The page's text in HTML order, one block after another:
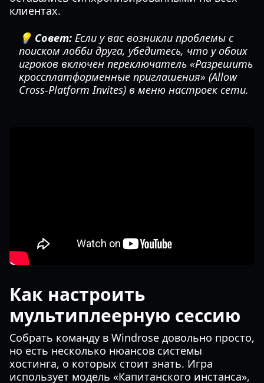
клиентах.
💡 Совет: Если у вас возникли проблемы с
поиском лобби друга, убедитесь, что у обоих
игроков включен переключатель «Разрешить
кроссплатформенные приглашения» (Allow
Cross-Platform Invites) в меню настроек сети.
Как настроить
мультиплеерную сессию
Собрать команду в Windrose довольно просто,
но есть несколько нюансов системы
хостинга, о которых стоит знать. Игра
использует модель «Капитанского инстанса»,